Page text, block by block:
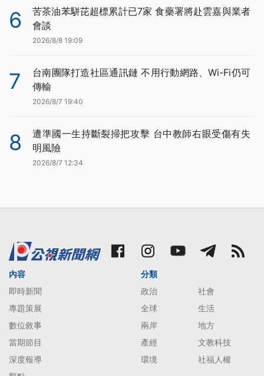
6
苦茶油苯駢芘超標累計已7家 食藥署將赴雲嘉與業者
會談
2026/8/8 19:09
7
台南團隊打造社區通訊鏈 不用行動網路、Wi-Fi仍可
傳輸
2026/8/7 19:40
8
遭準國一生持斷裂掃把攻擊 台中教師右眼受傷有失
明風險
2026/8/7 12:34
內容
即時新聞
專題策展
數位敘事
當期節目
深度報導
分類
政治
社會
全球
生活
兩岸
地方
產經
文教科技
環境
社福人權